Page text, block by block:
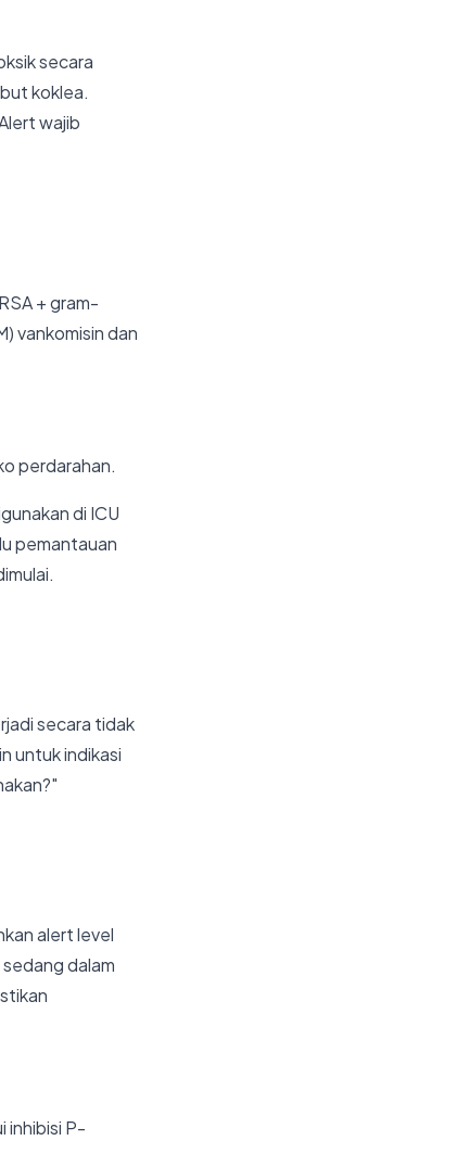
secara
koklea.
wajib
+ gram-
vankomisin dan
perdarahan.
di ICU
pemantauan
secara tidak
untuk indikasi
alert level
dalam
inhibisi P-